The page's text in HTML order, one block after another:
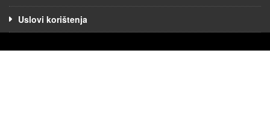
Uslovi korištenja